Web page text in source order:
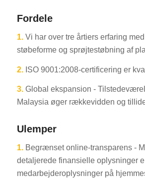
Fordele
1. Vi har over tre årtiers erfaring
støbeforme og sprøjtestøbning af
2. ISO 9001:2008-certificering er
3. Global ekspansion -
Malaysia øger rækkevidden og
Ulemper
1. Begrænset online-transparens -
detaljerede finansielle oplysninger
medarbejderoplysninger på